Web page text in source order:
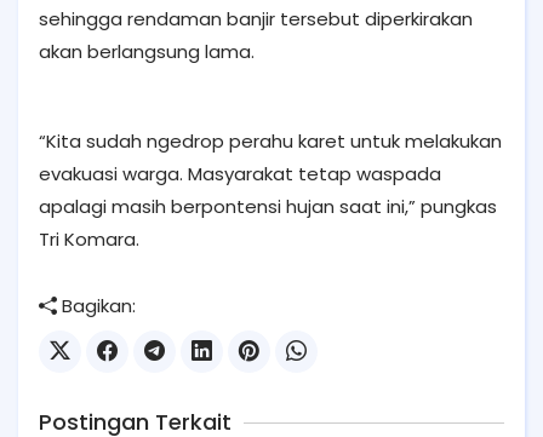
sehingga rendaman banjir tersebut diperkirakan
akan berlangsung lama.
“Kita sudah ngedrop perahu karet untuk melakukan
evakuasi warga. Masyarakat tetap waspada
apalagi masih berpontensi hujan saat ini,” pungkas
Tri Komara.
Bagikan:
Postingan Terkait